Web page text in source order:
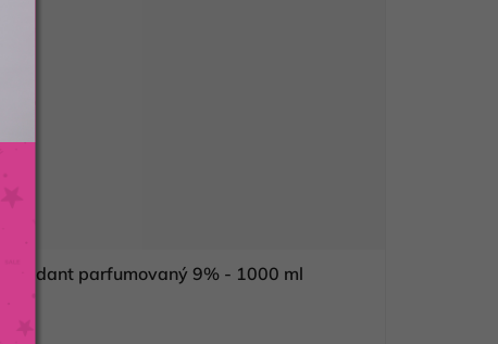
oxidant parfumovaný 9% - 1000 ml